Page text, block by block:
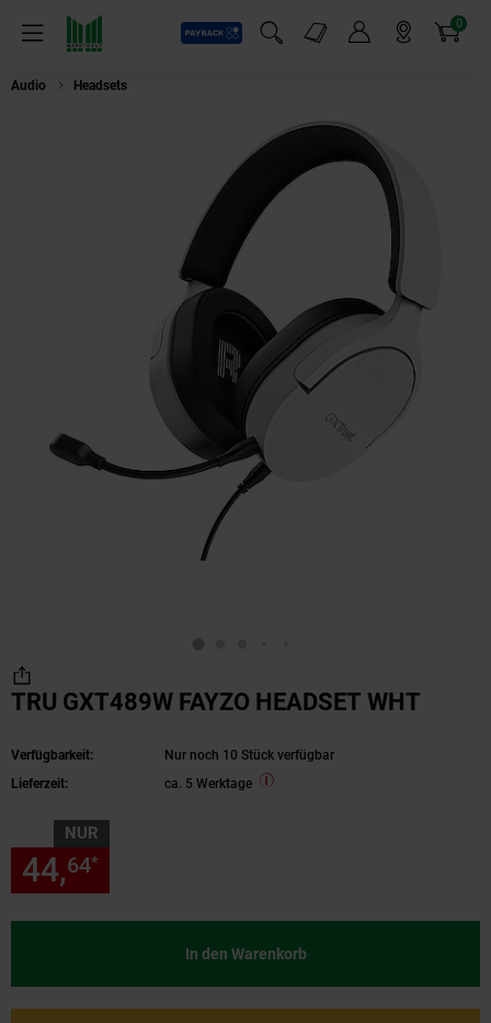
Menü
Payback
Suchfeld einblenden
Markt-Angebote 0
Artikel
Audio Headsets
TRU GXT489W FAYZO HEADSET WHT
Verfügbarkeit:
Nur noch 10 Stück verfügbar
Lieferzeit:
ca. 5 Werktage
NUR
44,64*
In den Warenkorb